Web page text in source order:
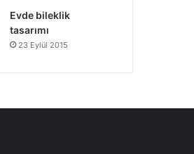
Evde bileklik
tasarımı
23 Eylül 2015